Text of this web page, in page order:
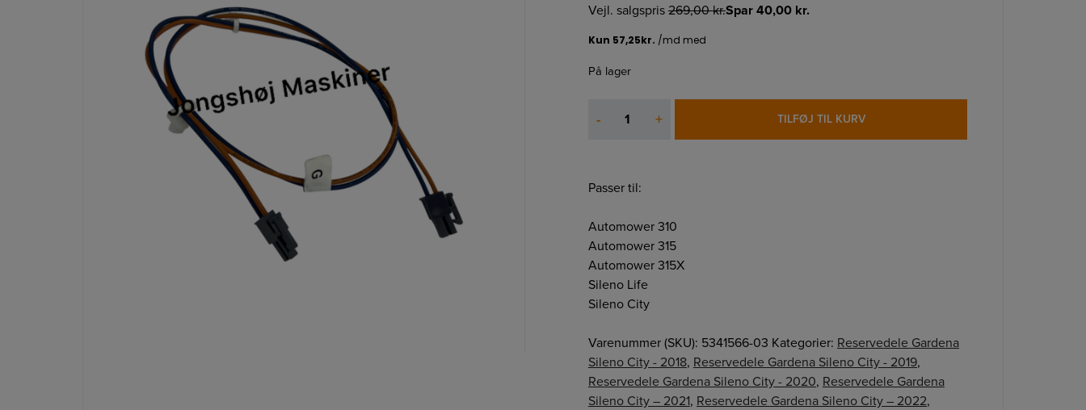
Vejl. salgspris 269,00kr.Spar 40,00 kr.
På lager
-
antal
+ TILFØJ TIL KURV
Passer til:
Automower 310
Automower 315
Automower 315X
Sileno Life
Sileno City
Varenummer (SKU): 5341566-03 Kategorier: Reservedele Gardena
Sileno City - 2018, Reservedele Gardena Sileno City - 2019,
Reservedele Gardena Sileno City - 2020, Reservedele Gardena
Sileno City – 2021, Reservedele Gardena Sileno City – 2022,